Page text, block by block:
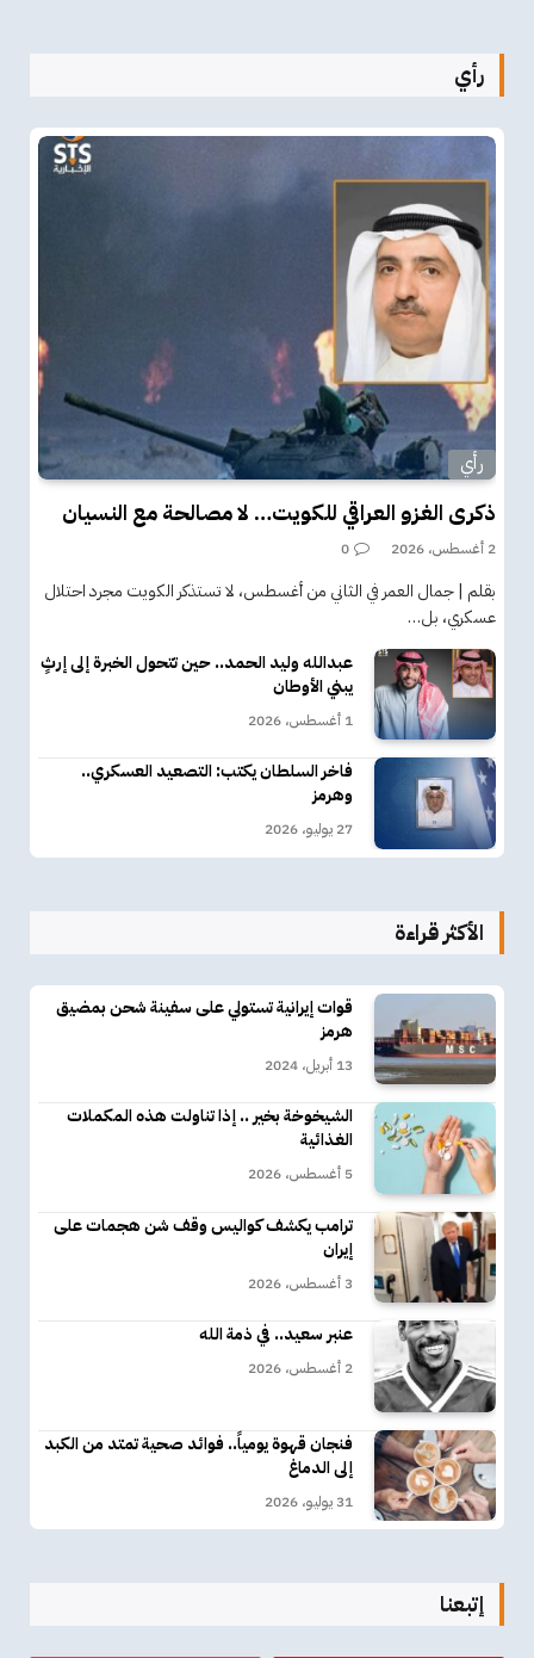
رأي
رأي
ذكرى الغزو العراقي للكويت… لا مصالحة مع النسيان
2 أغسطس، 2026 0
بقلم | جمال العمر في الثاني من أغسطس، لا تستذكر الكويت مجرد احتلال
عسكري، بل…
عبدالله وليد الحمد.. حين تتحول الخبرة إلى إرثٍ
يبني الأوطان
1 أغسطس، 2026
فاخر السلطان يكتب: التصعيد العسكري..
وهرمز
27 يوليو، 2026
الأكثر قراءة
قوات إيرانية تستولي على سفينة شحن بمضيق
هرمز
13 أبريل، 2024
الشيخوخة بخير .. إذا تناولت هذه المكملات
الغذائية
5 أغسطس، 2026
ترامب يكشف كواليس وقف شن هجمات على
إيران
3 أغسطس، 2026
عنبر سعيد.. في ذمة الله
2 أغسطس، 2026
فنجان قهوة يومياً.. فوائد صحية تمتد من الكبد
إلى الدماغ
31 يوليو، 2026
إتبعنا